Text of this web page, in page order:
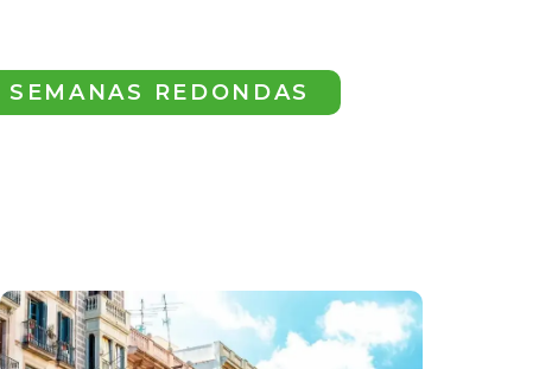
SEMANAS REDONDAS